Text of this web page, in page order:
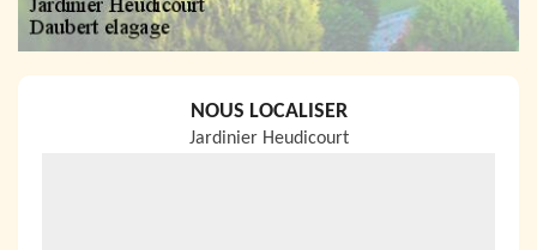
NOUS LOCALISER
Jardinier Heudicourt